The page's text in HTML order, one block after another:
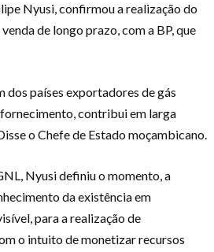
Nyusi, confirmou a realização do
de longo prazo, com a BP, que
dos países exportadores de gás
contribui em larga
o Chefe de Estado moçambicano.
Nyusi definiu o momento, a
da existência em
para a realização de
o intuito de monetizar recursos